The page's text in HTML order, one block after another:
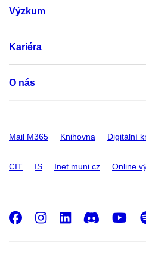
Výzkum
Kariéra
O nás
Mail M365 Knihovna Digitální
CIT IS Inet.muni.cz Online
Facebook
Instagram
LinkedIn